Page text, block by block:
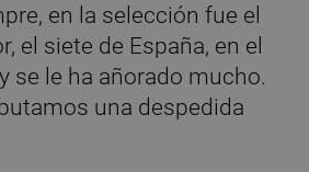
en la selección fue el
el siete de España, en el
se le ha añorado mucho.
una despedida